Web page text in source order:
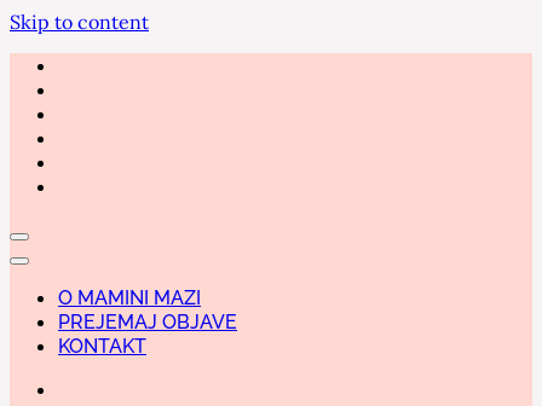
Skip to content
O MAMINI MAZI
PREJEMAJ OBJAVE
KONTAKT